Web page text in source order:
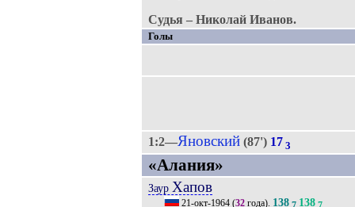
Судья – Николай Иванов.
Голы
1:2—Яновский(87') 17 3
«Алания»
Заур Хапов
21-окт-1964(32года). 138 138